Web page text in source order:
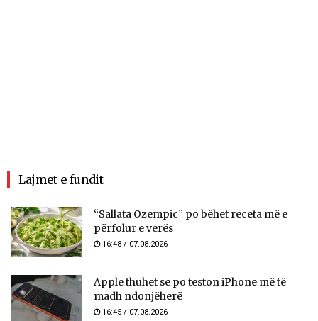
Lajmet e fundit
“Sallata Ozempic” po bëhet receta më e
përfolur e verës
16:48 / 07.08.2026
Apple thuhet se po teston iPhone më të
madh ndonjëherë
16:45 / 07.08.2026